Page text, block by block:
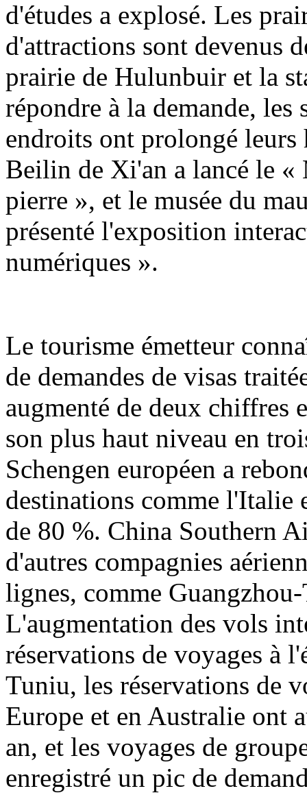
d'études a explosé. Les
d'attractions sont devenus
prairie de Hulunbuir et la
répondre à la demande,
endroits ont prolongé leurs
Beilin de Xi'an a lancé le «
pierre », et le musée du
présenté l'exposition
numériques ».
Le tourisme émetteur
de demandes de visas
augmenté de deux chiffres
son plus haut niveau en
Schengen européen a
destinations comme l'Italie
de 80 %. China Southern
d'autres compagnies
lignes, comme
L'augmentation des vols
réservations de voyages à
Tuniu, les réservations de
Europe et en Australie ont
an, et les voyages de
enregistré un pic de